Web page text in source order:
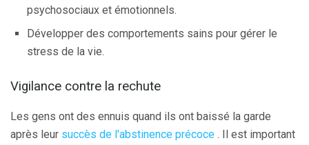
psychosociaux et émotionnels.
Développer des comportements sains pour gérer le
stress de la vie.
Vigilance contre la rechute
Les gens ont des ennuis quand ils ont baissé la garde
après leur succès de l'abstinence précoce . Il est important